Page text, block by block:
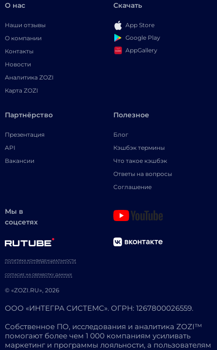
О нас
Наши отзывы
О компании
Контакты
Новости
Аналитика ZOZI
Карта ZOZI
Скачать
App Store
Google Play
AppGallery
Партнёрство
Презентация
API
Вакансии
Полезное
Блог
Кэшбэк термины
Что такое кэшбэк
Ответы на вопросы
Соглашение
Мы в
соцсетях
© «ZOZI.RU», 2026
ПОЛИТИКА КОНФИДЕНЦИАЛЬНОСТИ
СОГЛАСИЕ НА ОБРАБОТКУ ДАННЫХ
ООО «ИНТЕГРА СИСТЕМС». ОГРН: 1267800026559.
Собственное ПО, исследования и аналитика ZOZI™
помогают более чем 1 000 компаниям усиливать
маркетинг и программы лояльности, а пользователям